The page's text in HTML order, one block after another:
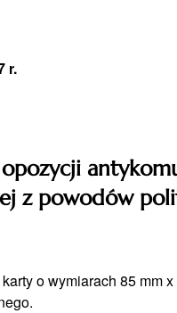
r.
z powodów
o wymiarach 85 mm